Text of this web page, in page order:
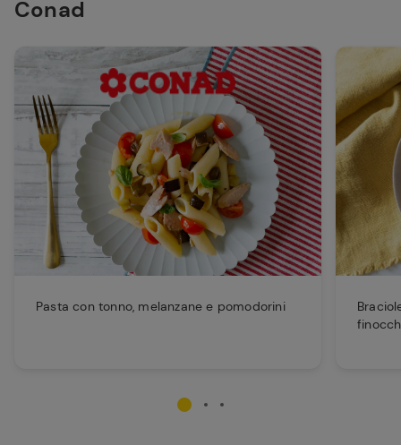
Conad
Pasta con tonno, melanzane e pomodorini